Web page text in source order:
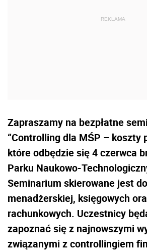
Zapraszamy na bezpłatne
“Controlling dla MŚP – koszty
które odbędzie się 4 czerwca
Parku Naukowo-
Seminarium skierowane jest
menadżerskiej, księgowych
rachunkowych. Uczestnicy
zapoznać się z najnowszymi
związanymi z controllingiem